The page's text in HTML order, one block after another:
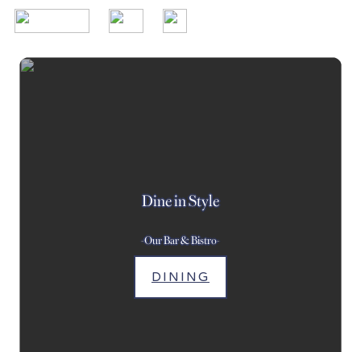
Dine in Style
-Our Bar & Bistro-
DINING